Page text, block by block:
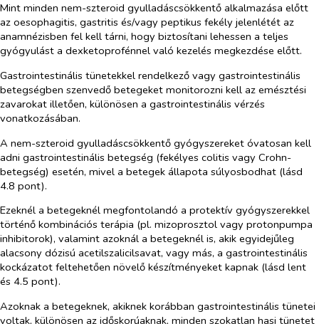
Mint minden nem-szteroid gyulladáscsökkentő alkalmazása előtt
az oesophagitis, gastritis és/vagy peptikus fekély jelenlétét az
anamnézisben fel kell tárni, hogy biztosítani lehessen a teljes
gyógyulást a dexketoprofénnel való kezelés megkezdése előtt.
Gastrointestinális tünetekkel rendelkező vagy gastrointestinális
betegségben szenvedő betegeket monitorozni kell az emésztési
zavarokat illetően, különösen a gastrointestinális vérzés
vonatkozásában.
A nem-szteroid gyulladáscsökkentő gyógyszereket óvatosan kell
adni gastrointestinális betegség (fekélyes colitis vagy Crohn-
betegség) esetén, mivel a betegek állapota súlyosbodhat (lásd
4.8 pont).
Ezeknél a betegeknél megfontolandó a protektív gyógyszerekkel
történő kombinációs terápia (pl. mizoprosztol vagy protonpumpa
inhibitorok), valamint azoknál a betegeknél is, akik egyidejűleg
alacsony dózisú acetilszalicilsavat, vagy más, a gastrointestinális
kockázatot feltehetően növelő készítményeket kapnak (lásd lent
és 4.5 pont).
Azoknak a betegeknek, akiknek korábban gastrointestinális tünetei
voltak, különösen az időskorúaknak, minden szokatlan hasi tünetet